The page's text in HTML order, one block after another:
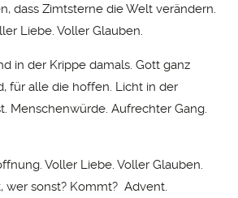
dass Zimtsterne die Welt verändern.
Liebe. Voller Glauben.
in der Krippe damals. Gott ganz
für alle die hoffen. Licht in der
Menschenwürde. Aufrechter Gang.
Voller Liebe. Voller Glauben.
wer sonst? Kommt? Advent.